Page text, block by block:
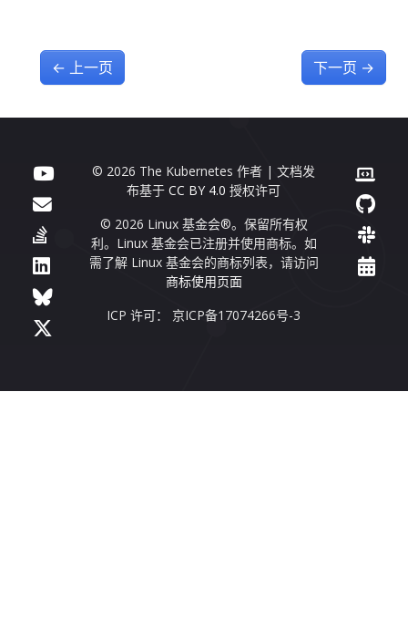
← 上一页 下一页 →
© 2026 The Kubernetes 作者 | 文档发
布基于CC BY 4.0 授权许可
© 2026 Linux 基金会®。保留所有权
利。Linux 基金会已注册并使用商标。如
需了解 Linux 基金会的商标列表，请访问
商标使用页面
ICP 许可： 京ICP备17074266号-3